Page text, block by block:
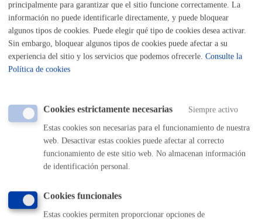
Listado completo de Trámites
Actos - Reservas
Volver al índice Volver atrás
Sebastián
(gratuito desde Donostia / San Sebastián)
principalmente para garantizar que el sitio funcione correctamente. La
información no puede identificarle directamente, y puede bloquear
algunos tipos de cookies. Puede elegir qué tipo de cookies desea activar.
Sin embargo, bloquear algunos tipos de cookies puede afectar a su
experiencia del sitio y los servicios que podemos ofrecerle. Consulte la
Política de cookies
Cookies estrictamente necesarias Siempre activo
Estas cookies son necesarias para el funcionamiento de nuestra
web. Desactivar estas cookies puede afectar al correcto
funcionamiento de este sitio web. No almacenan información
de identificación personal.
Cookies funcionales
Estas cookies permiten proporcionar opciones de